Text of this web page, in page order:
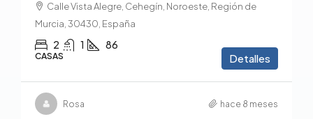
Calle Vista Alegre, Cehegín, Noroeste, Región de
Murcia, 30430, España
2 1 86
CASAS Detalles
Rosa hace 8 meses